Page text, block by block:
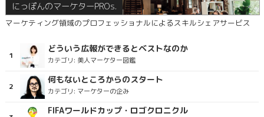
にっぽんのマーケターPROs.
マーケティング領域のプロフェッショナルによるスキルシェアサービス
どういう広報ができるとベストなのか
カテゴリ: 美人マーケター図鑑
何もないところからのスタート
カテゴリ: マーケターの企み
FIFAワールドカップ・ロゴクロニクル